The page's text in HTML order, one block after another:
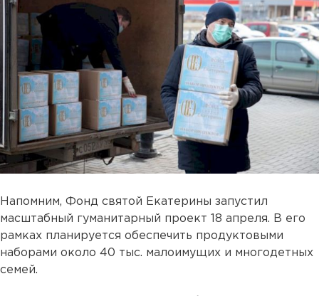
Напомним, Фонд святой Екатерины запустил
масштабный гуманитарный проект 18 апреля. В его
рамках планируется обеспечить продуктовыми
наборами около 40 тыс. малоимущих и многодетных
семей.